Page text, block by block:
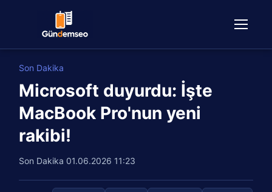
Son Dakika
Microsoft duyurdu: İşte
MacBook Pro'nun yeni
rakibi!
Son Dakika 01.06.2026 11:23